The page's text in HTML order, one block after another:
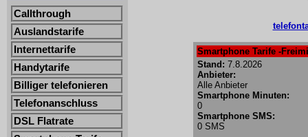
Callthrough
Auslandstarife
Internettarife
Handytarife
Billiger telefonieren
Telefonanschluss
DSL Flatrate
Smartphone Tarife -
Stand: 7.8.2026
Anbieter:
Alle Anbieter
Smartphone Minuten:
0
Smartphone SMS:
0 SMS